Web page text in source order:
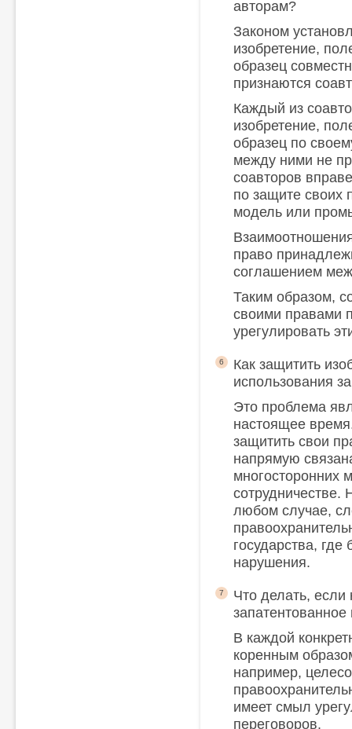
авторам?
Законом
изобретение,
образец
признаются
Каждый из
изобретение,
образец по
между ними не
соавторов
по защите своих
модель или
право
соглашением
Таким образом,
своими правами
урегулировать
Как защитить
использования
Это проблема
настоящее
защитить свои
напрямую
многосторонних
сотрудничестве.
любом случае,
государства,
нарушения.
6
Что делать, если
запатентованное
В каждой
коренным
например,
имеет смыл
переговоров.
7